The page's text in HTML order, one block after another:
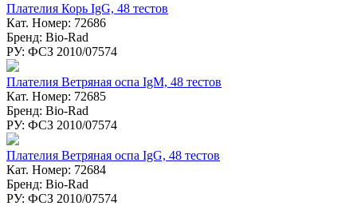
Плателия Корь IgG, 48 тестов
Кат. Номер: 72686
Бренд: Bio-Rad
РУ: ФСЗ 2010/07574
Плателия Ветряная оспа IgM, 48 тестов
Кат. Номер: 72685
Бренд: Bio-Rad
РУ: ФСЗ 2010/07574
Плателия Ветряная оспа IgG, 48 тестов
Кат. Номер: 72684
Бренд: Bio-Rad
РУ: ФСЗ 2010/07574